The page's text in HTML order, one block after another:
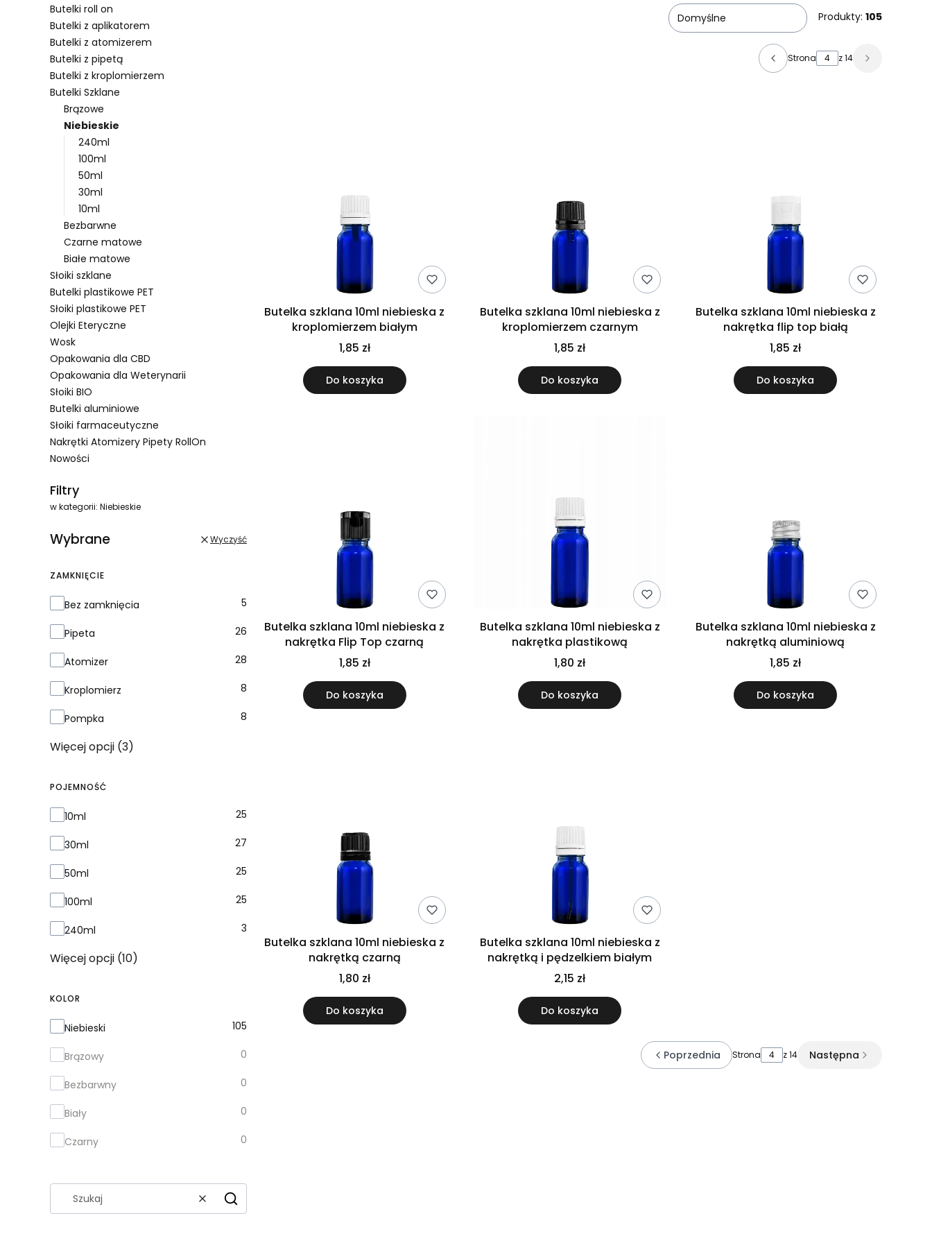
Butelki roll on
Butelki z aplikatorem
Butelki z atomizerem
Butelki z pipetą
Butelki z kroplomierzem
Butelki Szklane
Brązowe
Niebieskie
240ml
100ml
50ml
30ml
10ml
Bezbarwne
Czarne matowe
Białe matowe
Słoiki szklane
Butelki plastikowe PET
Słoiki plastikowe PET
Olejki Eteryczne
Wosk
Opakowania dla CBD
Opakowania dla Weterynarii
Słoiki BIO
Butelki aluminiowe
Słoiki farmaceutyczne
Nakrętki Atomizery Pipety RollOn
Nowości
Filtry
w kategorii: Niebieskie
Wybrane Wyczyść
ZAMKNIĘCIE
Zamknięcie
Bez zamknięcia 5
Pipeta 26
Atomizer 28
Kroplomierz 8
Pompka 8
Więcej opcji (3)
POJEMNOŚĆ
Pojemność
10ml 25
30ml 27
50ml 25
100ml 25
240ml 3
Więcej opcji (10)
KOLOR
Kolor
Niebieski 105
Brązowy 0
Bezbarwny 0
Biały 0
Czarny 0
WyczyśćSzukaj
Domyślne Produkty: 105
Strona z 14
Butelka szklana 10ml niebieska z
kroplomierzem białym
1,85 zł
Do koszyka
Butelka szklana 10ml niebieska z
kroplomierzem czarnym
1,85 zł
Do koszyka
Butelka szklana 10ml niebieska z
nakrętka flip top białą
1,85 zł
Do koszyka
Butelka szklana 10ml niebieska z
nakrętka Flip Top czarną
1,85 zł
Do koszyka
Butelka szklana 10ml niebieska z
nakrętka plastikową
1,80 zł
Do koszyka
Butelka szklana 10ml niebieska z
nakrętką aluminiową
1,85 zł
Do koszyka
Butelka szklana 10ml niebieska z
nakrętką czarną
1,80 zł
Do koszyka
Butelka szklana 10ml niebieska z
nakrętką i pędzelkiem białym
2,15 zł
Do koszyka
Poprzednia Strona z 14 Następna